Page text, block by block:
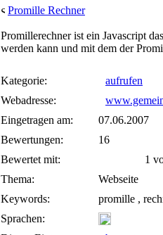
Promille Rechner
Promillerechner ist ein Javascript
werden kann und mit dem der
Kategorie:
aufrufen
Webadresse:
Eingetragen am:
07.06.2007
Bewertungen:
16
Bewertet mit:
1
Thema:
Webseite
Keywords:
promille ,
Sprachen: